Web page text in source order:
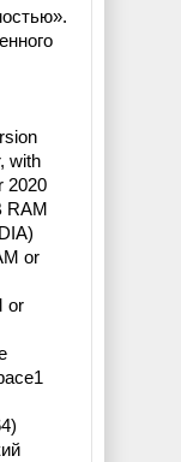
with
2020
RAM
or
or